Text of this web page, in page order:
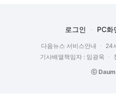
로그인 PC화
다음뉴스 서비스안내 24
기사배열책임자 : 임광욱
ⓒ